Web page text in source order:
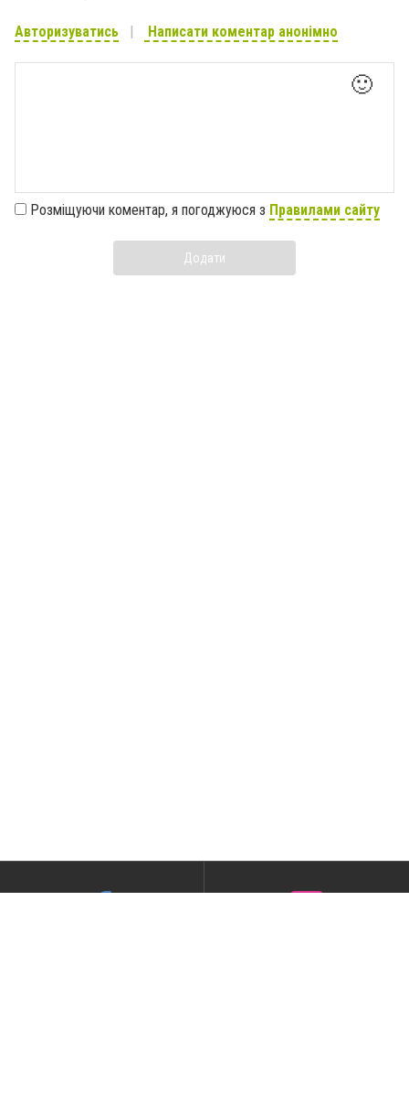
Авторизуватись Написати коментар анонімно
🙂
Розміщуючи коментар, я погоджуюся з Правилами сайту
Додати